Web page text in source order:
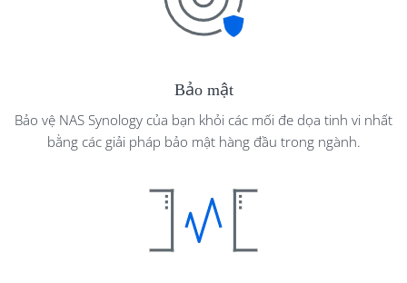
Bảo mật
Bảo vệ NAS Synology của bạn khỏi các mối đe dọa tinh vi nhất
bằng các giải pháp bảo mật hàng đầu trong ngành.